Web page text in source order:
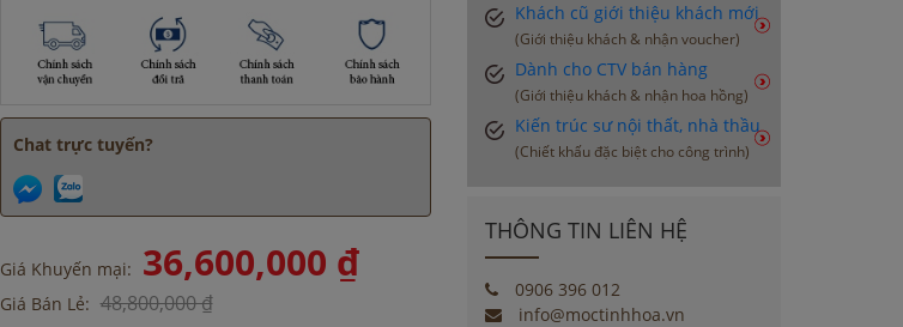
Chat trực tuyến?
Giá Khuyến mại: 36,600,000 ₫
Giá Bán Lẻ: 48,800,000 ₫
Khách cũ giới thiệu khách mới
(Giới thiệu khách & nhận voucher)
Dành cho CTV bán hàng
(Giới thiệu khách & nhận hoa hồng)
Kiến trúc sư nội thất, nhà thầu
(Chiết khấu đặc biệt cho công trình)
THÔNG TIN LIÊN HỆ
0906 396 012
info@moctinhhoa.vn